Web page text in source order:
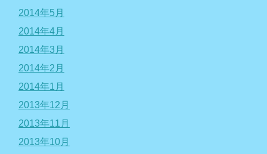
2014年5月
2014年4月
2014年3月
2014年2月
2014年1月
2013年12月
2013年11月
2013年10月